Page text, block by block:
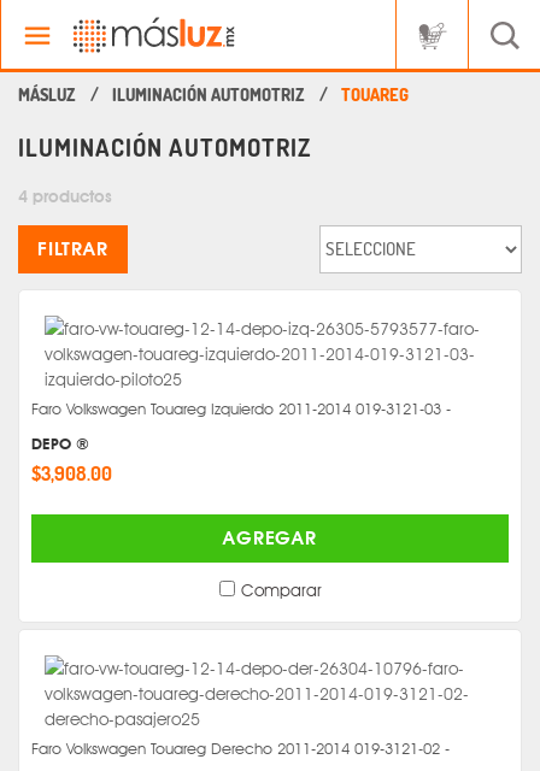
ILUMINACIÓN AUTOMOTRIZ TOUAREG
ILUMINACIÓN AUTOMOTRIZ
4 productos
FILTRAR
Faro Volkswagen Touareg Izquierdo 2011-2014 019-3121-03 -
DEPO ®
$3,908.00
AGREGAR
Comparar
Faro Volkswagen Touareg Derecho 2011-2014 019-3121-02 -